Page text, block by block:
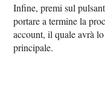
Infine, premi sul
portare a termine la
account, il quale avrà
principale.